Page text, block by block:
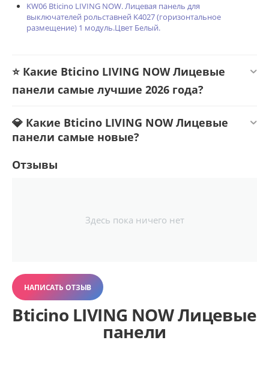
KW06 Bticino LIVING NOW. Лицевая панель для
выключателей рольставней K4027 (горизонтальное
размещение) 1 модуль.Цвет Белый.
⭐ Какие Bticino LIVING NOW Лицевые
панели самые лучшие 2026 года?
💎 Какие Bticino LIVING NOW Лицевые
панели самые новые?
Отзывы
Здесь пока ничего нет
НАПИСАТЬ ОТЗЫВ
Bticino LIVING NOW Лицевые
панели